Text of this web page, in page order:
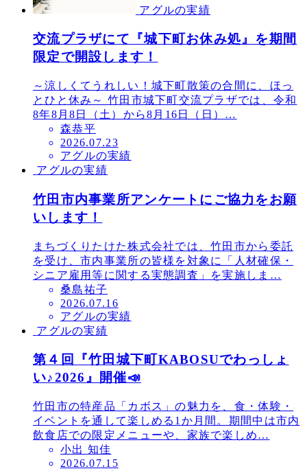
アグルの実績
交流プラザにて『城下町お休み処』を期間
限定で開設します！
～涼しくてうれしい！城下町散策の合間に、ほっ
とひと休み～ 竹田市城下町交流プラザでは、令和
8年8月8日（土）から8月16日（日）…
森恭平
投
稿
日
2026.07.23
アグルの実績
アグルの実績
竹田市内事業所アンケートにご協力をお願
いします！
まちづくりたけた株式会社では、竹田市から委託
を受け、市内事業所の皆様を対象に「人材確保・
シニア雇用等に関する実態調査」を実施しま…
桑島祐子
投
稿
日
2026.07.16
アグルの実績
アグルの実績
第４回『竹田城下町KABOSUでわっしょ
い♪2026』開催📣
竹田市の特産品「カボス」の魅力を、食・体験・
イベントを通して楽しめる1か月間。期間中は市内
飲食店での限定メニューや、家族で楽しめ…
小出 知佳
投
2026.07.15